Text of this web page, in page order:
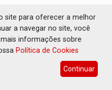
site para oferecer a melhor
a navegar no site, você
informações sobre
Política de Cookies
Continuar